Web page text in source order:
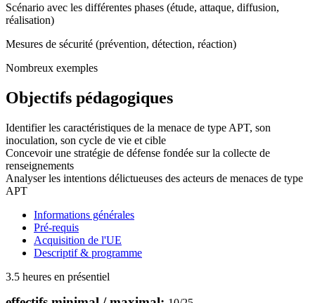
Scénario avec les différentes phases (étude, attaque, diffusion,
réalisation)
Mesures de sécurité (prévention, détection, réaction)
Nombreux exemples
Objectifs pédagogiques
Identifier les caractéristiques de la menace de type APT, son
inoculation, son cycle de vie et cible
Concevoir une stratégie de défense fondée sur la collecte de
renseignements
Analyser les intentions délictueuses des acteurs de menaces de type
APT
Informations générales
Pré-requis
Acquisition de l'UE
Descriptif & programme
3.5 heures en présentiel